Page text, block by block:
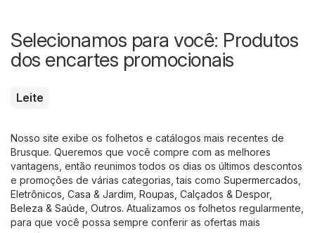
Selecionamos para você: Produtos
dos encartes promocionais
Leite
Nosso site exibe os folhetos e catálogos mais recentes de
Brusque. Queremos que você compre com as melhores
vantagens, então reunimos todos os dias os últimos descontos
e promoções de várias categorias, tais como Supermercados
Eletrônicos Casa & Jardim Roupas, Calçados & Despor,
Beleza & Saúde Outros. Atualizamos os folhetos regularmente,
para que você possa sempre conferir as ofertas mais